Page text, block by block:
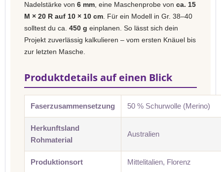
Nadelstärke von 6 mm , eine Maschenprobe von ca. 15
M × 20 R auf 10 × 10 cm . Für ein Modell in Gr. 38–40
solltest du ca. 450 g einplanen. So lässt sich dein
Projekt zuverlässig kalkulieren – vom ersten Knäuel bis
zur letzten Masche.
Produktdetails auf einen Blick
Faserzusammensetzung 50 % Schurwolle (Merino)
Herkunftsland
Rohmaterial
Australien
Produktionsort Mittelitalien, Florenz